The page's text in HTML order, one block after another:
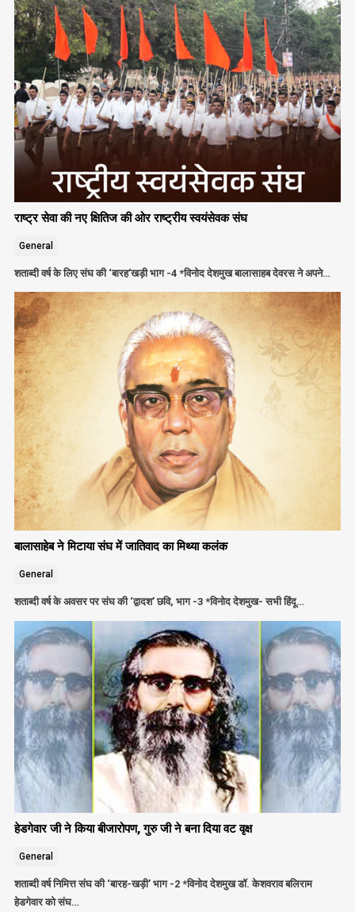
राष्ट्र सेवा की नए क्षितिज की ओर राष्ट्रीय स्वयंसेवक संघ
General
शताब्दी वर्ष के लिए संघ की ‘बारह’खड़ी भाग -4 *विनोद देशमुख बालासाहब देवरस ने अपने…
बालासाहेब ने मिटाया संघ में जातिवाद का मिथ्या कलंक
General
शताब्दी वर्ष के अवसर पर संघ की ‘द्वादश’ छवि, भाग -3 *विनोद देशमुख- सभी हिंदू…
हेडगेवार जी ने किया बीजारोपण, गुरु जी ने बना दिया वट वृक्ष
General
शताब्दी वर्ष निमित्त संघ की ‘बारह-खड़ी’ भाग -2 *विनोद देशमुख डॉ. केशवराव बलिराम
हेडगेवार को संघ…